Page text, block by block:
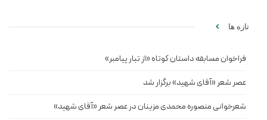
تازه ها
فراخوان مسابقه داستان کوتاه «از تبار پیامبر»
عصر شعر «آقای شهید» برگزار شد
شعرخوانی منصوره محمدی مزینان در عصر شعر «آقای شهید»